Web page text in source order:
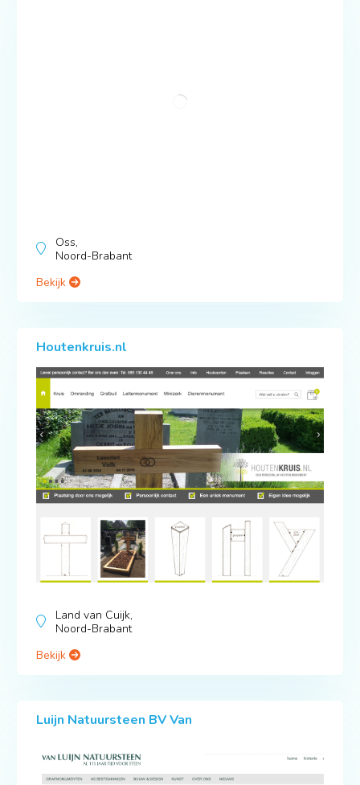
Oss,
Noord-Brabant
Bekijk
Houtenkruis.nl
Land van Cuijk,
Noord-Brabant
Bekijk
Luijn Natuursteen BV Van